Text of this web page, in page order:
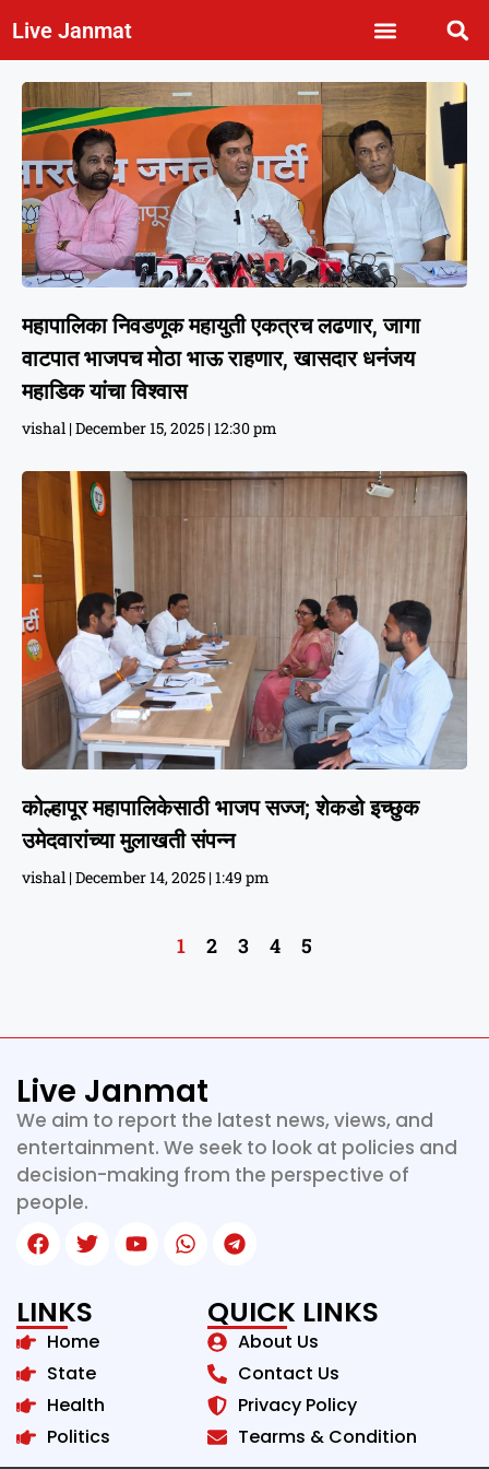
Live Janmat
महापालिका निवडणूक महायुती एकत्रच लढणार, जागा
वाटपात भाजपच मोठा भाऊ राहणार, खासदार धनंजय
महाडिक यांचा विश्वास
vishal December 15, 2025 12:30 pm
कोल्हापूर महापालिकेसाठी भाजप सज्ज; शेकडो इच्छुक
उमेदवारांच्या मुलाखती संपन्न
vishal December 14, 2025 1:49 pm
1 2 3 4 5
Live Janmat
We aim to report the latest news, views, and
entertainment. We seek to look at policies and
decision-making from the perspective of
people.
LINKS
Home
State
Health
Politics
QUICK LINKS
About Us
Contact Us
Privacy Policy
Tearms & Condition